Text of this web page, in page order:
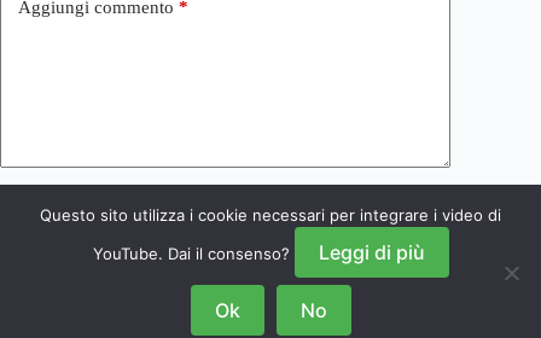
Aggiungi commento *
Invia commento
Questo sito utilizza i cookie necessari per integrare i video di
YouTube. Dai il consenso?
Leggi di più
Ok No